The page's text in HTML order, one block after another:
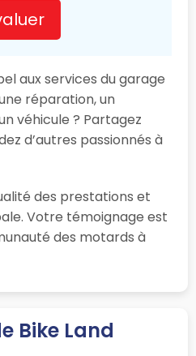
aux services du garage
réparation, un
véhicule ? Partagez
d’autres passionnés à
des prestations et
Votre témoignage est
des motards à
Bike Land